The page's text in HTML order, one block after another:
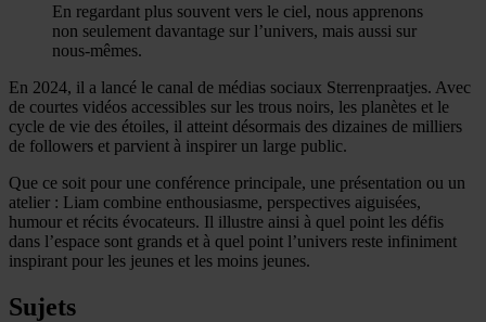
En regardant plus souvent vers le ciel, nous apprenons
non seulement davantage sur l’univers, mais aussi sur
nous-mêmes.
En 2024, il a lancé le canal de médias sociaux Sterrenpraatjes. Avec
de courtes vidéos accessibles sur les trous noirs, les planètes et le
cycle de vie des étoiles, il atteint désormais des dizaines de milliers
de followers et parvient à inspirer un large public.
Que ce soit pour une conférence principale, une présentation ou un
atelier : Liam combine enthousiasme, perspectives aiguisées,
humour et récits évocateurs. Il illustre ainsi à quel point les défis
dans l’espace sont grands et à quel point l’univers reste infiniment
inspirant pour les jeunes et les moins jeunes.
Sujets